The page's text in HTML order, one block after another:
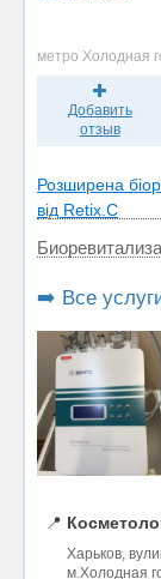
метро Холодная
Добавить
отзыв
Розширена
від Retix.C
➡️ Все
📍
Харьков,
м.Холодная